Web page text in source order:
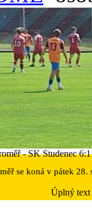
- SK Studenec
se koná v pátek
Úplný